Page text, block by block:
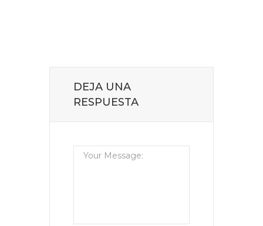
DEJA UNA
RESPUESTA